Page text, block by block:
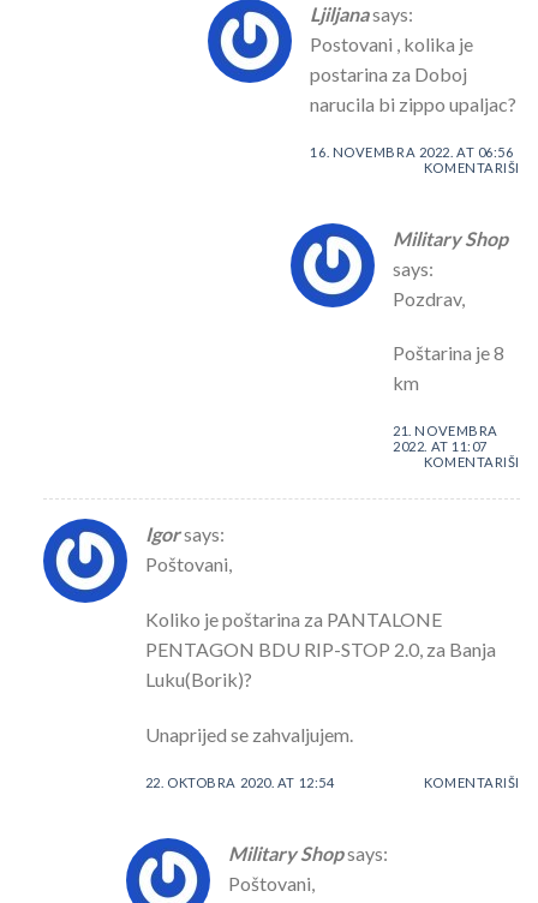
Ljiljanasays:
Postovani , kolika je
postarina za Doboj
narucila bi zippo upaljac?
16. NOVEMBRA 2022. AT 06:56
KOMENTARIŠI
Military Shop
says:
Pozdrav,
Poštarina je 8
km
21. NOVEMBRA
2022. AT 11:07
KOMENTARIŠI
Igorsays:
Poštovani,
Koliko je poštarina za PANTALONE
PENTAGON BDU RIP-STOP 2.0, za Banja
Luku(Borik)?
Unaprijed se zahvaljujem.
22. OKTOBRA 2020. AT 12:54 KOMENTARIŠI
Military Shopsays:
Poštovani,